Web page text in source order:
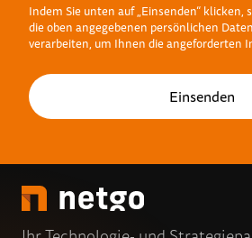
Indem Sie unten auf „Einsenden“ klicken,
die oben angegebenen persönlichen
verarbeiten, um Ihnen die angeforderten